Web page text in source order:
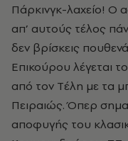
Πάρκινγκ-λαχείο! O
απ’ αυτούς τέλος
δεν βρίσκεις
Eπικούρου λέγεται
από τον Tέλη με τα
Πειραιώς. Όπερ
αποφυγής του